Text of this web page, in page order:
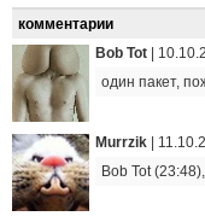
комментарии
Bob Tot
один пакет,
Murrzik
Bob Tot